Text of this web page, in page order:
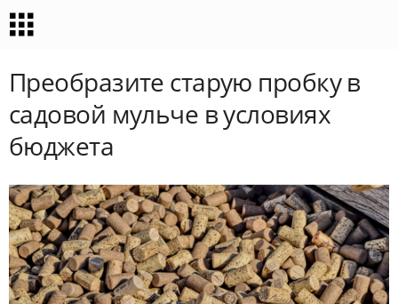
Преобразите старую пробку в
садовой мульче в условиях
бюджета